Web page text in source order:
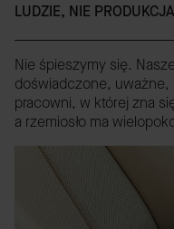
LUDZIE, NIE PRODUKCJA
Nie śpieszymy się.
doświadczone, uważne,
pracowni, w której zna
a rzemiosło ma